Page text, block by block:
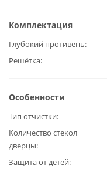
Комплектация
Глубокий противень
Решётка
Особенности
Тип отчистки
Количество стекол
дверцы
Защита от детей